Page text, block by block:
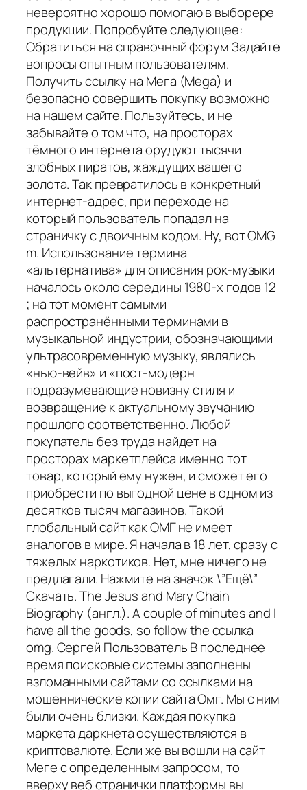
невероятно хорошо помогаю в выборере
продукции. Попробуйте следующее:
Обратиться на справочный форум Задайте
вопросы опытным пользователям.
Получить ссылку на Мега (Mega) и
безопасно совершить покупку возможно
на нашем сайте. Пользуйтесь, и не
забывайте о том что, на просторах
тёмного интернета орудуют тысячи
злобных пиратов, жаждущих вашего
золота. Так превратилось в конкретный
интернет-адрес, при переходе на
который пользователь попадал на
страничку с двоичным кодом. Ну, вот OMG
m. Использование термина
«альтернатива» для описания рок-музыки
началось около середины 1980-х годов 12
; на тот момент самыми
распространёнными терминами в
музыкальной индустрии, обозначающими
ультрасовременную музыку, являлись
«нью-вейв» и «пост-модерн
подразумевающие новизну стиля и
возвращение к актуальному звучанию
прошлого соответственно. Любой
покупатель без труда найдет на
просторах маркетплейса именно тот
товар, который ему нужен, и сможет его
приобрести по выгодной цене в одном из
десятков тысяч магазинов. Такой
глобальный сайт как ОМГ не имеет
аналогов в мире. Я начала в 18 лет, сразу с
тяжелых наркотиков. Нет, мне ничего не
предлагали. Нажмите на значок \”Ещё\”
Скачать. The Jesus and Mary Chain
Biography (англ.). A couple of minutes and I
have all the goods, so follow the ссылка
omg. Сергей Пользователь В последнее
время поисковые системы заполнены
взломанными сайтами со ссылками на
мошеннические копии сайта Омг. Мы с ним
были очень близки. Каждая покупка
маркета даркнета осуществляются в
криптовалюте. Если же вы вошли на сайт
Меге с определенным запросом, то
вверху веб странички платформы вы